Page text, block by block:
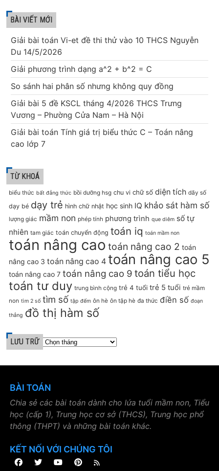
BÀI VIẾT MỚI
Giải bài toán Vi-et đề thi thử vào 10 THCS Nguyễn
Du 14/5/2026
Giải phương trình dạng a^2 + b^2 = C
So sánh hai phân số nhưng không quy đồng
Giải bài 5 đề KSCL tháng 4/2026 THCS Trưng
Vương – Phường Cửa Nam – Hà Nội
Giải bài toán Tính giá trị biểu thức C – Toán nâng
cao lớp 7
TỪ KHOÁ
biểu thức bất đẳng thức bồi dưỡng hsg chu vi chữ số diện tích dãy số
dạy bé dạy trẻ hình chữ nhật học sinh IQ khảo sát hàm số
lượng giác mầm non phép tính phương trình que diêm số tự
nhiên tam giác toán chuyển động toán iq toán mầm non
toán nâng cao toán nâng cao 2 toán
nâng cao 3 toán nâng cao 4 toán nâng cao 5
toán nâng cao 7 toán nâng cao 9 toán tiểu học
toán tư duy trung bình cộng trẻ 4 tuổi trẻ 5 tuổi trẻ mầm
non tìm 2 số tìm số tập đếm ôn hè ôn tập hè đa thức điền số đoạn
thẳng đồ thị hàm số
LƯU TRỮ
BÀI TOÁN
Chia sẻ các bài toán dành cho lứa tuổi mầm non, Tiểu
học (cấp 1), Trung học cơ sở (THCS), Trung học phổ
thông (THPT) và những bài toán khác.
KẾT NỐI VỚI CHÚNG TÔI